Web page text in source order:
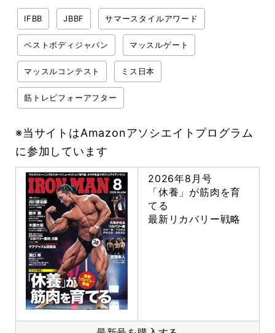
IFBB JBBF サマースタイルアワード
ベストボディジャパン マッスルゲート
マッスルコンテスト ミス日本
筋トレビフォーアフター
※当サイトはAmazonアソシエイトプログラム
に参加しています
2026年8月号
「休養」が筋肉を育
てる
最新リカバリー戦略